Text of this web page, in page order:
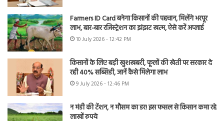
Farmers ID Card बनेगा किसानों की पहचान, मिलेंगे भरपूर
लाभ, बार-बार रजिस्ट्रेशन का झंझट खत्म, ऐसे करें अप्लाई
10 July 2026 - 12:42 PM
किसानों के लिए बड़ी खुशखबरी, फूलों की खेती पर सरकार दे
रही 40% सब्सिडी, जानें कैसे मिलेगा लाभ
9 July 2026 - 12:46 PM
न मंडी की टेंशन, न मौसम का डर! इस फसल से किसान कमा रहे
लाखों रुपये